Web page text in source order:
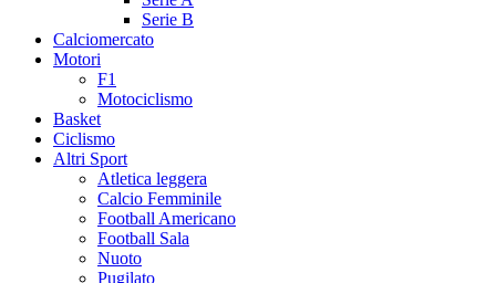
Serie B
Calciomercato
Motori
F1
Motociclismo
Basket
Ciclismo
Altri Sport
Atletica leggera
Calcio Femminile
Football Americano
Football Sala
Nuoto
Pugilato